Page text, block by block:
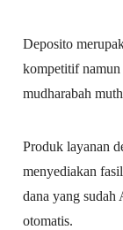
Deposito
kompetitif namun
mudharabah
Produk layanan
menyediakan
dana yang sudah
otomatis.